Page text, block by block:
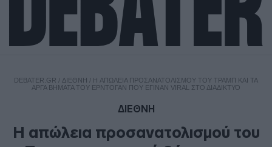
DEBATER.GR / ΔΙΕΘΝΗ / H ΑΠΏΛΕΙΑ ΠΡΟΣΑΝΑΤΟΛΙΣΜΟΎ ΤΟΥ ΤΡΑΜΠ ΚΑΙ ΤΑ
ΑΡΓΆ ΒΉΜΑΤΑ ΤΟΥ ΕΡΝΤΟΓΆΝ ΠΟΥ ΈΓΙΝΑΝ VIRAL ΣΤΟ ΔΙΑΔΊΚΤΥΟ
ΔΙΕΘΝΗ
H απώλεια προσανατολισμού του